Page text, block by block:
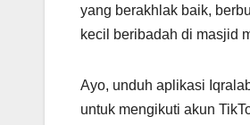
yang berakhlak baik,
kecil beribadah di masjid
Ayo, unduh aplikasi
untuk mengikuti akun